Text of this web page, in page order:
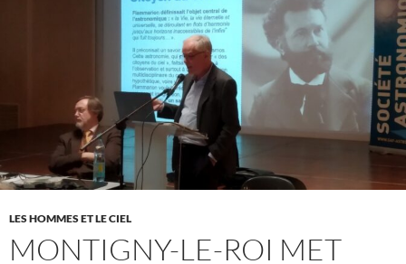
LES HOMMES ET LE CIEL
MONTIGNY-LE-ROI MET